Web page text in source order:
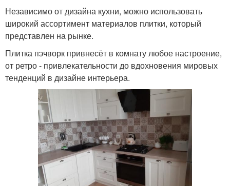
Независимо от дизайна кухни, можно использовать
широкий ассортимент материалов плитки, который
представлен на рынке.
Плитка пэчворк привнесёт в комнату любое настроение,
от ретро - привлекательности до вдохновения мировых
тенденций в дизайне интерьера.